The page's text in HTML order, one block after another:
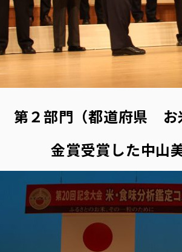
第２部門（都道府県 お
金賞受賞した中山